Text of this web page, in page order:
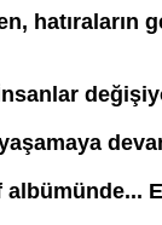
hatıraların